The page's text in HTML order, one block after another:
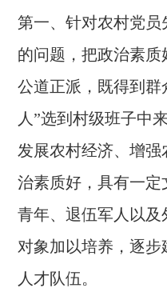
第一、针对农村党员
的问题，把政治素
公道正派，既得到
人”选到村级班子中
发展农村经济、增
治素质好，具有一
青年、退伍军人以
对象加以培养，逐
人才队伍。